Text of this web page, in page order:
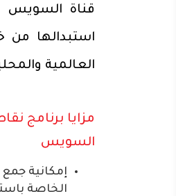
قناة السويس
استبدالها من
العالمية
مزايا برنامج
السويس
إمكانية
الخاصة